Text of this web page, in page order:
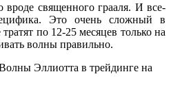
вроде священного грааля. И все-
Это очень сложный в
по 12-25 месяцев только на
волны правильно.